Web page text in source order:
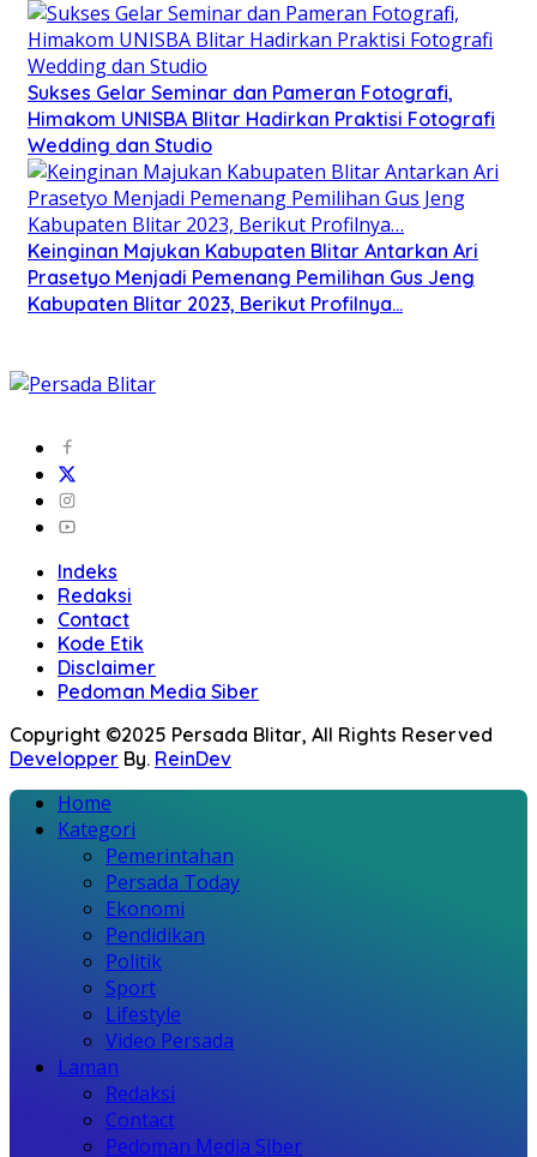
Sukses Gelar Seminar dan Pameran Fotografi,
Himakom UNISBA Blitar Hadirkan Praktisi Fotografi
Wedding dan Studio
Keinginan Majukan Kabupaten Blitar Antarkan Ari
Prasetyo Menjadi Pemenang Pemilihan Gus Jeng
Kabupaten Blitar 2023, Berikut Profilnya…
Indeks
Redaksi
Contact
Kode Etik
Disclaimer
Pedoman Media Siber
Copyright ©2025 Persada Blitar, All Rights Reserved
Developper By. ReinDev
Home
Kategori
Pemerintahan
Persada Today
Ekonomi
Pendidikan
Politik
Sport
Lifestyle
Video Persada
Laman
Redaksi
Contact
Pedoman Media Siber